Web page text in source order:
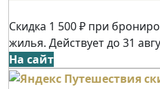
Скидка 1 500 ₽ при
жилья. Действует до 31
На сайт